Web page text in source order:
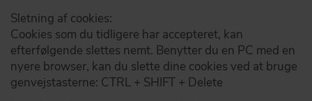
Sletning af cookies:
Cookies som du tidligere har accepteret, kan
efterfølgende slettes nemt. Benytter du en PC med en
nyere browser, kan du slette dine cookies ved at bruge
genvejstasterne: CTRL + SHIFT + Delete